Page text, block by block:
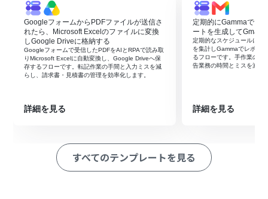
はじめに、Googleフォーム、Salesforce、Google Chat
をYoomと連携します。
次に、トリガーでGoogleフォームを選択し、「フォーム
に回答が送信されたら」というアクションを設定します。
次に、オペレーションでSalesforceを選択し、「リード
情報を追加する」アクションを設定します。
最後に、オペレーションでGoogle Chatを選択し、「メ
た旨を指定のスペースに通知します。
■このワークフローのカスタムポイント
GoogleフォームからPDFファイルが送信さ
れたら、Microsoft Excelのファイルに変換
しGoogle Driveに格納する
Googleフォームで受信したPDFをAIとRPAで読み取
りMicrosoft Excelに自動変換し、Google Driveへ保
存するフローです。転記作業の手間と入力ミスを減
らし、請求書・見積書の管理を効率化します。
詳細を見る
定期的にGammaでフ
ートを生成してGmail
定期的なスケジュールに合
を集計しGammaでレポー
るフローです。手作業の集
告業務の時間とミスを減ら
詳細を見る
すべてのテンプレートを見る